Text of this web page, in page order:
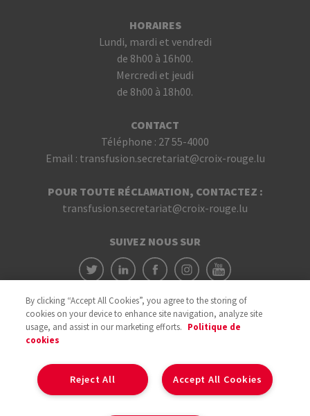
HORAIRES
Lundi, mardi et vendredi
de 8h00 à 16h00.
Mercredi et jeudi
de 8h00 à 18h00.
CONTACT
Téléphone : 27 55-4000
Email : transfusion.secretariat@croix-rouge.lu
POUR TOUTE RÉCLAMATION, CONTACTEZ :
transfusion.secretariat@croix-rouge.lu
SUIVEZ NOUS SUR
By clicking “Accept All Cookies”, you agree to the storing of
cookies on your device to enhance site navigation, analyze site
usage, and assist in our marketing efforts. Politique de
cookies
Accept All Cookies
Reject All